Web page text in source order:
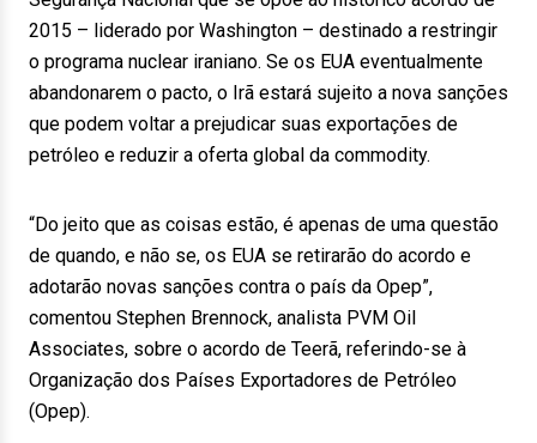
2015 – liderado por Washington – destinado a restringir
o programa nuclear iraniano. Se os EUA eventualmente
abandonarem o pacto, o Irã estará sujeito a nova sanções
que podem voltar a prejudicar suas exportações de
petróleo e reduzir a oferta global da commodity.
“Do jeito que as coisas estão, é apenas de uma questão
de quando, e não se, os EUA se retirarão do acordo e
adotarão novas sanções contra o país da Opep”,
comentou Stephen Brennock, analista PVM Oil
Associates, sobre o acordo de Teerã, referindo-se à
Organização dos Países Exportadores de Petróleo
(Opep).